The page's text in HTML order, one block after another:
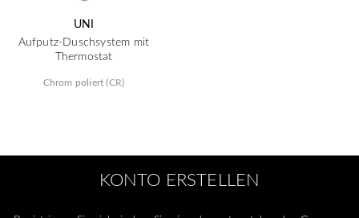
UNI
Aufputz-Duschsystem mit
Thermostat
Chrom poliert (CR)
KONTO ERSTELLEN